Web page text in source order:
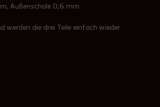
Außenschale 0,6 mm
werden die drei Teile einfach wieder